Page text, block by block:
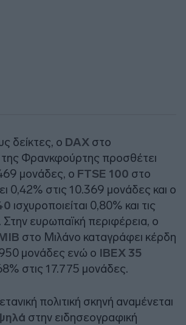
δείκτες, ο DAX στο
της Φρανκφούρτης προσθέτει
μονάδες, ο FTSE 100 στο
0,42% στις 10.369 μονάδες και ο
ισχυροποιείται 0,80% και τις
ευρωπαϊκή περιφέρεια, ο
στο Μιλάνο καταγράφει κέρδη
μονάδες ενώ ο IBEX 35
στις 17.775 μονάδες.
πολιτική σκηνή αναμένεται
στην ειδησεογραφική